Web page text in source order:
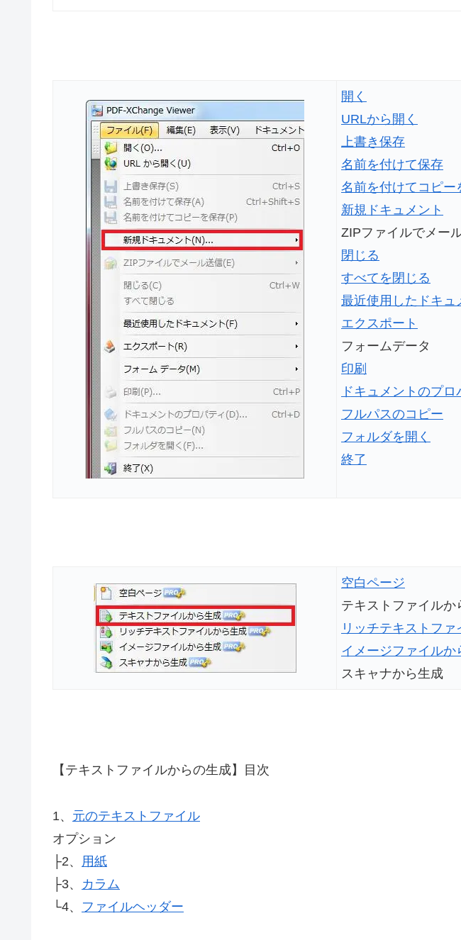
開く
URLから開く
上書き保存
名前を付けて保存
名前を付けてコピー
新規ドキュメント
ZIPファイルでメー
閉じる
すべてを閉じる
最近使用したドキュ
エクスポート
フォームデータ
印刷
ドキュメントのプロ
フルパスのコピー
フォルダを開く
終了
空白ページ
テキストファイルか
リッチテキストフ
イメージファイルか
スキャナから生成
【テキストファイルからの生成】目次
1、 元のテキストファイル
オプション
├2、 用紙
├3、 カラム
└4、 ファイルヘッダー